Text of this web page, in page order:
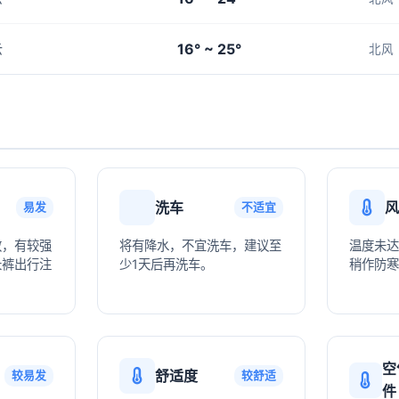
16° ~ 25° 北风
易发
有较强
出行注
洗车 不适宜
将有降水，不宜洗车，建议至
少1天后再洗车。
温度未
稍作防
较易发 舒适度 较舒适
件